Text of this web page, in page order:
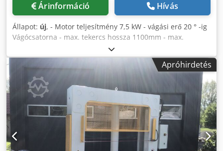
Árinformáció Hívás
Állapot: új, - Motor teljesítmény 7,5 kW - vágási erő 20 ° -ig
Vágócsatorna - max. tekercs hossza 1100mm - max.
tekercsátmérő 900mm - a gép súlya kb. 2500kg - tartály
kapacitása kb. 100 liter - kézvédő a kezelőpanel területén
és vele szemben - a test RAL színe az ügyfél kérése szerint
védőrács / késrúd RAL 1028 sárgadinnye sárga Rendelt
áruk és további információk kérésre Djdpfxjftnt Ne Anfokr
Apróhirdetés